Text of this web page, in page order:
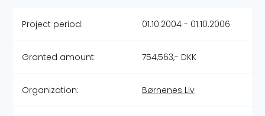
Project period: 01.10.2004 - 01.10.2006
Granted amount: 754,563,- DKK
Organization: Børnenes Liv